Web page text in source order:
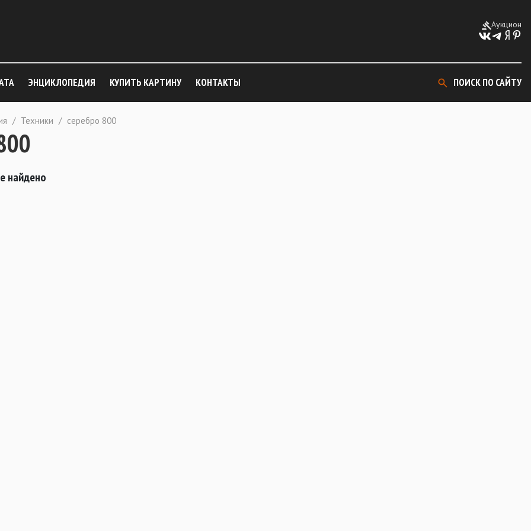
Аукцион
ЭНЦИКЛОПЕДИЯ КУПИТЬ КАРТИНУ КОНТАКТЫ ПОИСК ПО САЙТУ
/ Техники / серебро 800
найдено